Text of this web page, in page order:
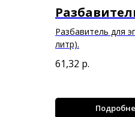
Разбавитель для
литр).
61,32 р.